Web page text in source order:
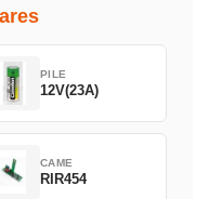
PILE
12V(23A)
CAME
RIR454